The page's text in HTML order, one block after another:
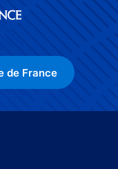
de France